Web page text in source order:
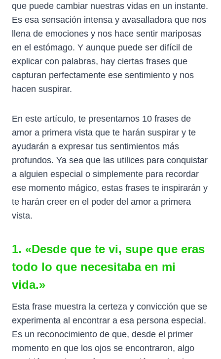
que puede cambiar nuestras vidas en un instante.
Es esa sensación intensa y avasalladora que nos
llena de emociones y nos hace sentir mariposas
en el estómago. Y aunque puede ser difícil de
explicar con palabras, hay ciertas frases que
capturan perfectamente ese sentimiento y nos
hacen suspirar.
En este artículo, te presentamos 10 frases de
amor a primera vista que te harán suspirar y te
ayudarán a expresar tus sentimientos más
profundos. Ya sea que las utilices para conquistar
a alguien especial o simplemente para recordar
ese momento mágico, estas frases te inspirarán y
te harán creer en el poder del amor a primera
vista.
1. «Desde que te vi, supe que eras
todo lo que necesitaba en mi
vida.»
Esta frase muestra la certeza y convicción que se
experimenta al encontrar a esa persona especial.
Es un reconocimiento de que, desde el primer
momento en que los ojos se encontraron, algo